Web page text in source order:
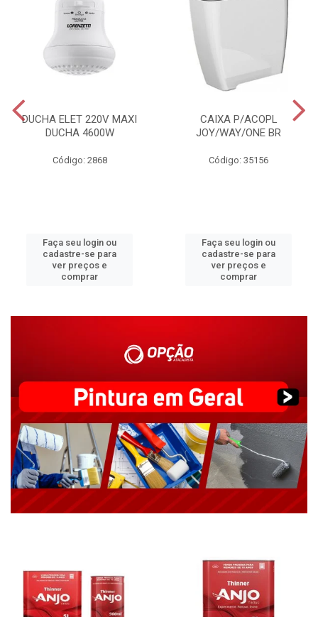
DUCHA ELET 220V MAXI
DUCHA 4600W
Código: 2868
Faça seu login ou
cadastre-se para
ver preços e
comprar
CAIXA P/ACOPL
JOY/WAY/ONE BR
Código: 35156
Faça seu login ou
cadastre-se para
ver preços e
comprar